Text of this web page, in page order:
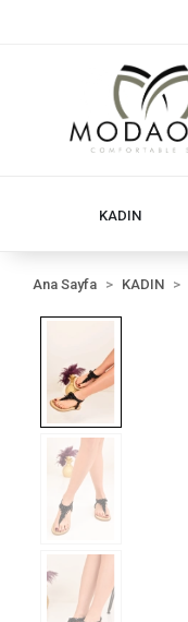
KADIN
Ana Sayfa KADIN